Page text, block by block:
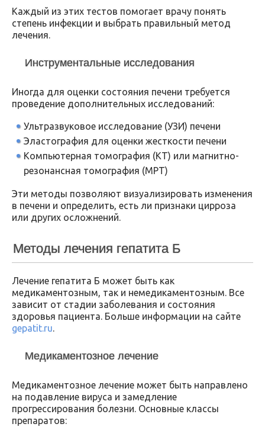
Каждый из этих тестов помогает врачу понять
степень инфекции и выбрать правильный метод
лечения.
Инструментальные исследования
Иногда для оценки состояния печени требуется
проведение дополнительных исследований:
Ультразвуковое исследование (УЗИ) печени
Эластография для оценки жесткости печени
Компьютерная томография (КТ) или магнитно-
резонансная томография (МРТ)
Эти методы позволяют визуализировать изменения
в печени и определить, есть ли признаки цирроза
или других осложнений.
Методы лечения гепатита Б
Лечение гепатита Б может быть как
медикаментозным, так и немедикаментозным. Все
зависит от стадии заболевания и состояния
здоровья пациента. Больше информации на сайте
gepatit.ru.
Медикаментозное лечение
Медикаментозное лечение может быть направлено
на подавление вируса и замедление
прогрессирования болезни. Основные классы
препаратов: